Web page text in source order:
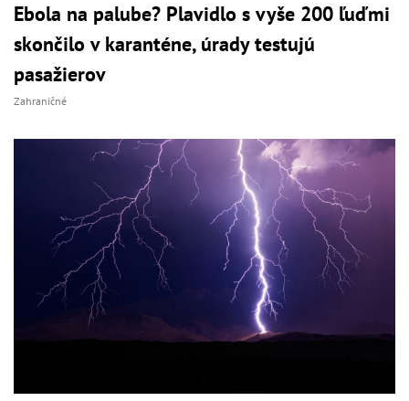
Ebola na palube? Plavidlo s vyše 200 ľuďmi
skončilo v karanténe, úrady testujú
pasažierov
Zahraničné